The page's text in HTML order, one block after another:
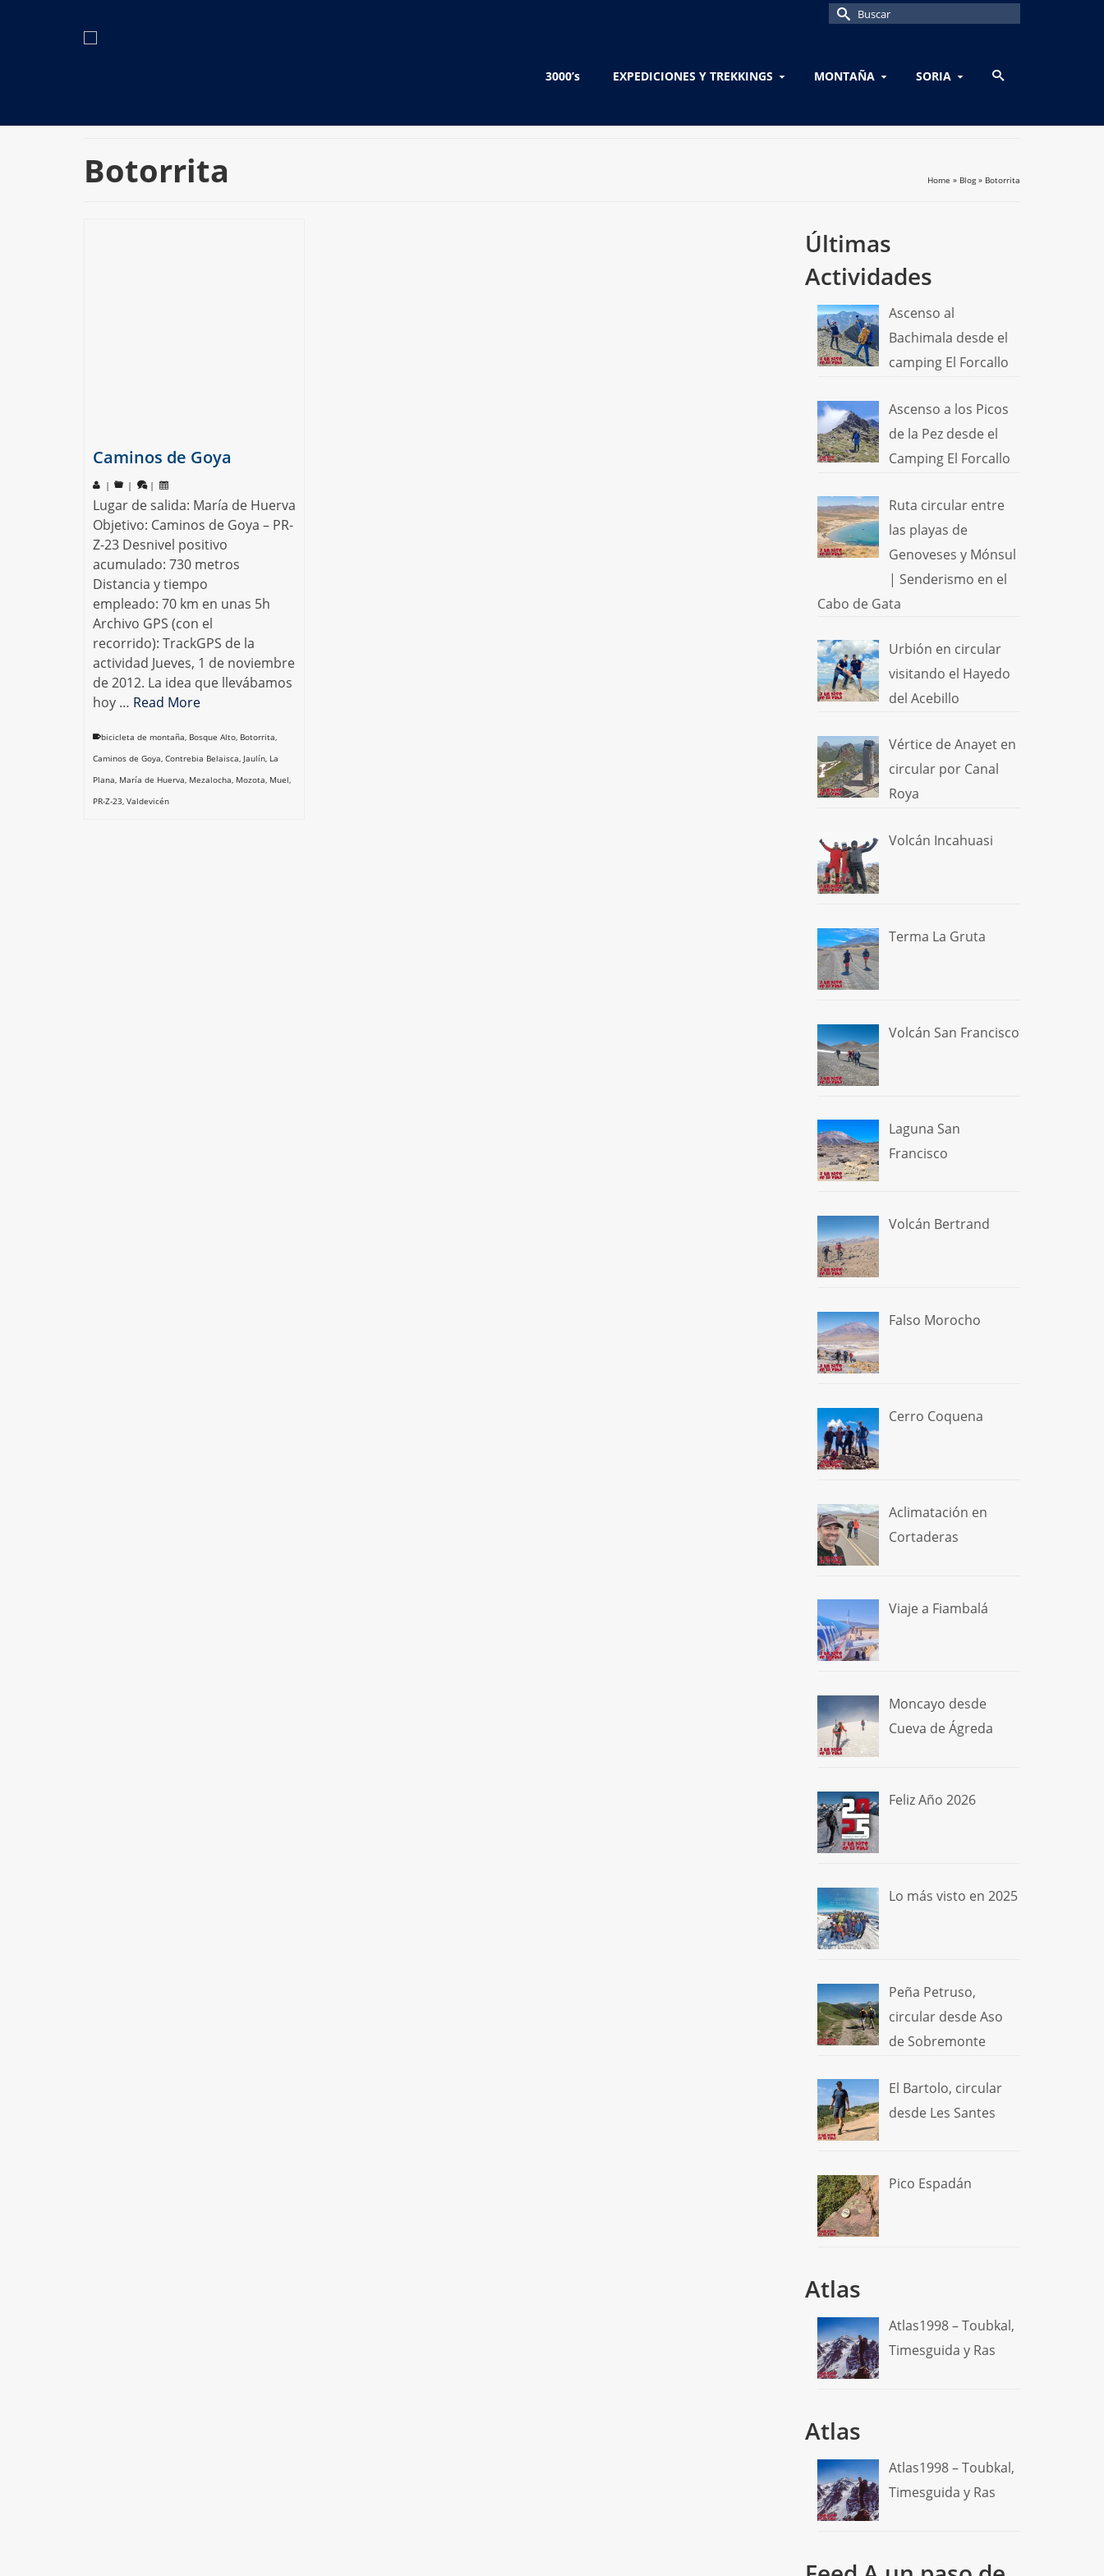
Buscar
3000’s EXPEDICIONES Y TREKKINGS MONTAÑA SORIA
Botorrita Home » Blog » Botorrita
Caminos de Goya
| | |
Lugar de salida: María de Huerva
Objetivo: Caminos de Goya – PR-
Z-23 Desnivel positivo
acumulado: 730 metros
Distancia y tiempo
empleado: 70 km en unas 5h
Archivo GPS (con el
recorrido): TrackGPS de la
actividad Jueves, 1 de noviembre
de 2012. La idea que llevábamos
hoy … Read More
bicicleta de montaña, Bosque Alto, Botorrita,
Caminos de Goya, Contrebia Belaisca, Jaulín, La
Plana, María de Huerva, Mezalocha, Mozota, Muel,
PR-Z-23, Valdevicén
Últimas
Actividades
Ascenso al
Bachimala desde el
camping El Forcallo
Ascenso a los Picos
de la Pez desde el
Camping El Forcallo
Ruta circular entre
las playas de
Genoveses y Mónsul
| Senderismo en el
Cabo de Gata
Urbión en circular
visitando el Hayedo
del Acebillo
Vértice de Anayet en
circular por Canal
Roya
Volcán Incahuasi
Terma La Gruta
Volcán San Francisco
Laguna San
Francisco
Volcán Bertrand
Falso Morocho
Cerro Coquena
Aclimatación en
Cortaderas
Viaje a Fiambalá
Moncayo desde
Cueva de Ágreda
Feliz Año 2026
Lo más visto en 2025
Peña Petruso,
circular desde Aso
de Sobremonte
El Bartolo, circular
desde Les Santes
Pico Espadán
Atlas
Atlas1998 – Toubkal,
Timesguida y Ras
Atlas
Atlas1998 – Toubkal,
Timesguida y Ras